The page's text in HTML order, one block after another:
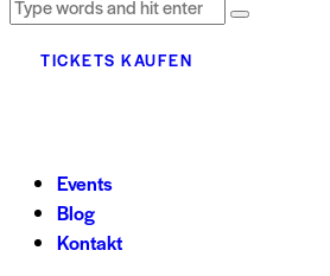
TICKETS KAUFEN
Events
Blog
Kontakt